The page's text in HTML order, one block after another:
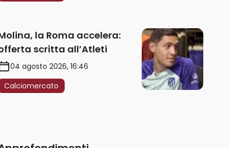
la Roma accelera:
scritta all’Atleti
04 agosto 2026, 16:46
Calciomercato